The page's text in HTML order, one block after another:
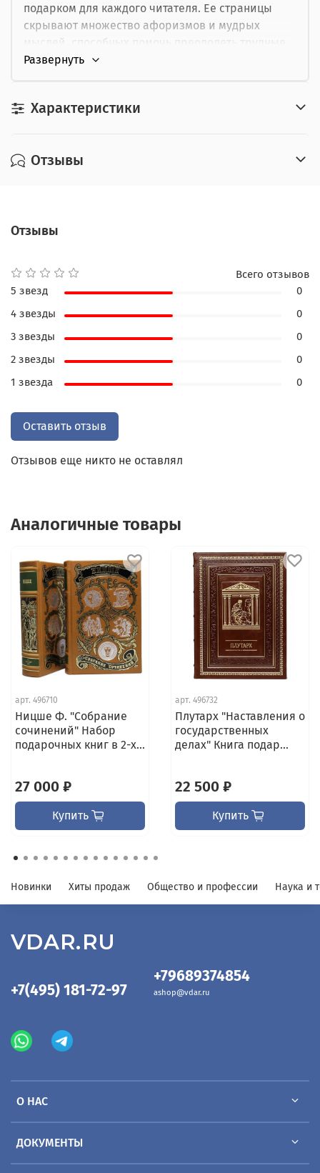
подарком для каждого читателя. Ее страницы
скрывают множество афоризмов и мудрых
мыслей, способных помочь преодолеть трудные
моменты жизни, справиться с отчаянием и
Книга представляет собой ценное сокровище
ситуации. Она станет настольной книгой для
Переплет из натуральной кожи и трехсторонний
и роскошь. Каждая страница книги украшена
атмосферу.
Это коллекционное издание, которое станет
отличным подарком для близких, коллег по
работе и друзей. "Мудрость для двоих" поможет
оформление сделает чтение книги еще более
приятным и увлекательным.
Характеристики
Отзывы
Отзывы
Отзывов еще никто не оставлял
Всего отзывов
5 звезд
0
4 звезды
0
3 звезды
0
2 звезды
0
1 звезда
0
Оставить отзыв
Аналогичные товары
арт. 496710
Ницше Ф. "Собрание
сочинений" Набор
подарочных книг в 2-х...
27 000 ₽
Купить
арт. 496732
Плутарх "Наставления о
государственных
делах" Книга подар...
22 500 ₽
Купить
Новинки Хиты продаж Общество и профессии Наука и
О НАС
ДОКУМЕНТЫ
+7(495) 181-72-97
+79689374854
ashop@vdar.ru
VDAR.RU